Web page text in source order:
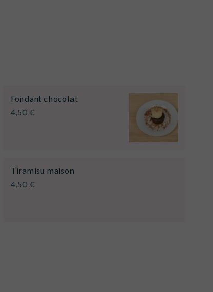
Fondant chocolat
4,50 €
Tiramisu maison
4,50 €